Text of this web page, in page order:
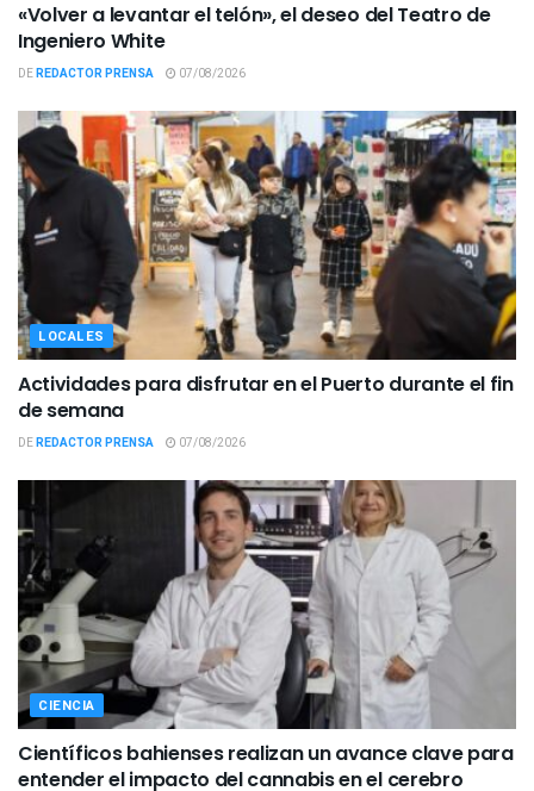
«Volver a levantar el telón», el deseo del Teatro de
Ingeniero White
DEREDACTOR PRENSA 07/08/2026
LOCALES
Actividades para disfrutar en el Puerto durante el fin
de semana
DEREDACTOR PRENSA 07/08/2026
CIENCIA
Científicos bahienses realizan un avance clave para
entender el impacto del cannabis en el cerebro